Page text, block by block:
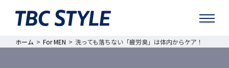
ホーム For MEN 洗っても落ちない「疲労臭」は体内からケア！